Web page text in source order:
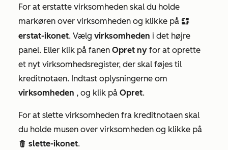
For at erstatte virksomheden skal du holde
markøren over virksomheden og klikke på replace
erstat-ikonet. Vælg virksomheden i det højre
panel. Eller klik på fanen Opret ny for at oprette
et nyt virksomhedsregister, der skal føjes til
kreditnotaen. Indtast oplysningerne om
virksomheden , og klik på Opret.
For at slette virksomheden fra kreditnotaen skal
du holde musen over virksomheden og klikke på
delete slette-ikonet.